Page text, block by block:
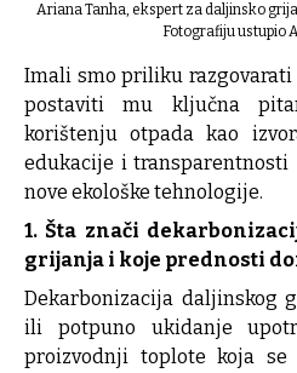
Ariana Tanha, ekspert za daljinsko
Fotografiju ustupio
Imali smo priliku razgovarati
postaviti mu ključna
korištenju otpada kao
edukacije i transparentnosti
nove ekološke tehnologije.
1. Šta znači
grijanja i koje prednosti
Dekarbonizacija daljinskog
ili potpuno ukidanje
proizvodnji toplote koja